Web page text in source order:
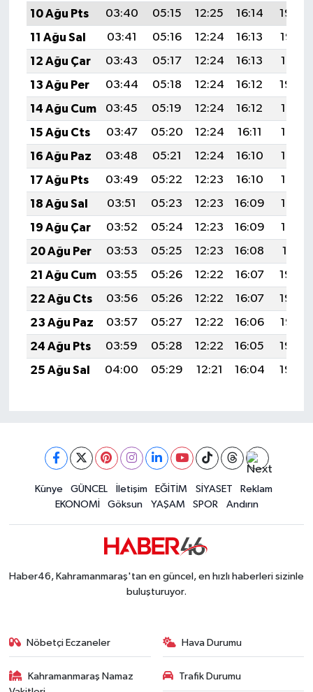
10 Ağu Pts
03:40 05:15 12:25 16:14
19:24
11 Ağu Sal
03:41 05:16 12:24 16:13
19:23
12 Ağu Çar
03:43 05:17 12:24 16:13
19:21
13 Ağu Per
03:44 05:18 12:24 16:12
19:20
14 Ağu Cum
03:45 05:19 12:24 16:12
19:19
15 Ağu Cts
03:47 05:20 12:24 16:11
19:18
16 Ağu Paz
03:48 05:21 12:24 16:10
19:16
17 Ağu Pts
03:49 05:22 12:23 16:10
19:15
18 Ağu Sal
03:51 05:23 12:23 16:09
19:14
19 Ağu Çar
03:52 05:24 12:23 16:09
19:12
20 Ağu Per
03:53 05:25 12:23 16:08
19:11
21 Ağu Cum
03:55 05:26 12:22 16:07
19:09
22 Ağu Cts
03:56 05:26 12:22 16:07
19:08
23 Ağu Paz
03:57 05:27 12:22 16:06
19:07
24 Ağu Pts
03:59 05:28 12:22 16:05
19:05
25 Ağu Sal
04:00 05:29 12:21 16:04 19:04
Künye GÜNCEL İletişim EĞİTİM SİYASET
Reklam
EKONOMİ
Göksun YAŞAM SPOR Andırın
Haber46, Kahramanmaraş'tan en güncel, en hızlı haberleri sizinle
buluşturuyor.
Nöbetçi Eczaneler Hava Durumu
Kahramanmaraş Namaz
Trafik Durumu
YEREL
BÖLGEDEN
BİLİM TEKNOLOJİ
ASAYİŞ
SEÇİM 2015
ÇEVRE
BİLİM VE TEKNOLOJİ
YARIŞMALAR
TANITIM
HABERDE İNSAN